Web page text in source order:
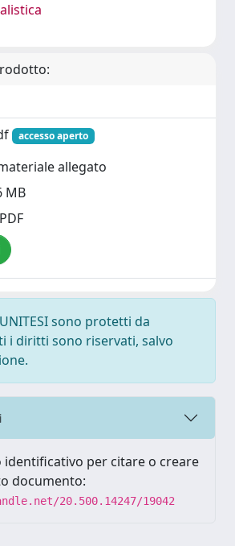
accesso aperto
allegato
MB
sono protetti da
i diritti sono riservati, salvo
identificativo per citare o creare
documento:
20.500.14247/19042